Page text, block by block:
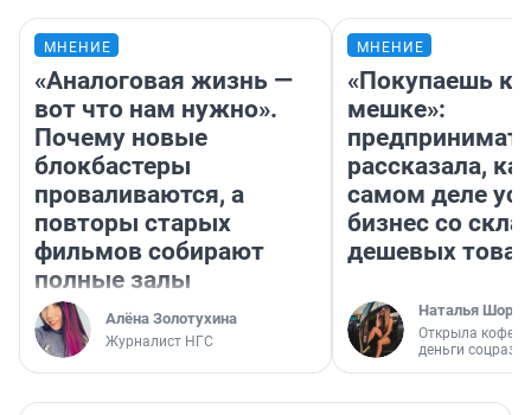
МНЕНИЕ
«Аналоговая жизнь —
вот что нам нужно».
Почему новые
блокбастеры
проваливаются, а
повторы старых
фильмов собирают
полные залы
Алёна Золотухина
Журналист НГС
МНЕНИЕ
«Покупаешь
мешке»:
рассказала,
самом деле
бизнес со
дешевых
Наталья
Открыла
деньги